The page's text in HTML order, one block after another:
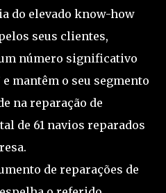
do elevado know-how
seus clientes,
número significativo
mantêm o seu segmento
na reparação de
de 61 navios reparados
de reparações de